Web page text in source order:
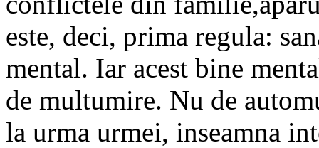
este, deci, prima regula:
mental. Iar acest bine
de multumire. Nu de
la urma urmei, inseamna